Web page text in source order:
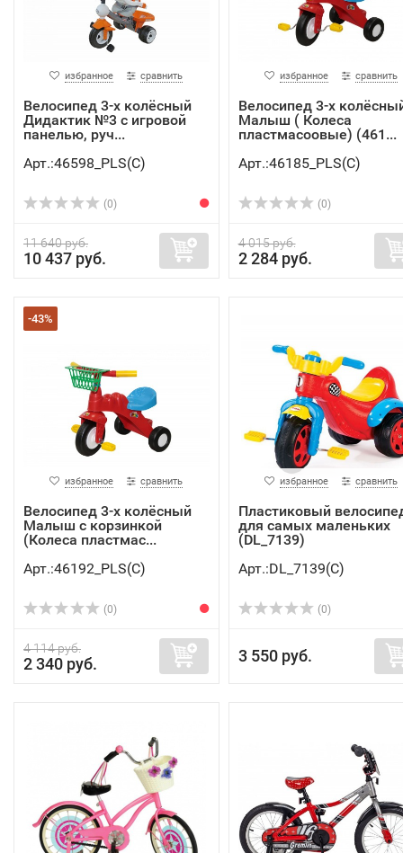
избранное сравнить
Велосипед 3-х колёсный
Дидактик №3 с игровой
панелью, руч...
Арт.:46598_PLS(C)
(0)
11 640 руб.
10 437 руб.
избранное сравнить
Велосипед 3-х
Малыш ( Колеса
пластмасоовые) (461...
Арт.:46185_PLS(C)
(0)
4 015 руб.
2 284 руб.
-43%
избранное сравнить
Велосипед 3-х колёсный
Малыш с корзинкой
(Колеса пластмас...
Арт.:46192_PLS(C)
(0)
4 114 руб.
2 340 руб.
избранное сравнить
Пластиковый
для самых маленьких
(DL_7139)
Арт.:DL_7139(C)
(0)
3 550 руб.